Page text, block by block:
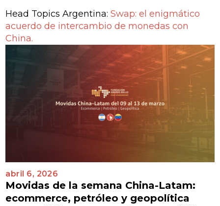
Head Topics Argentina:Swap: el enigmático
acuerdo de intercambio de monedas con
China.
abril 6, 2026
Movidas de la semana China-Latam:
ecommerce, petróleo y geopolítica